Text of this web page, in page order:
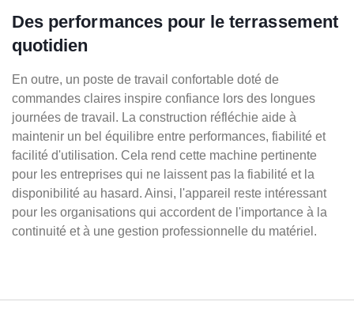
Des performances pour le terrassement
quotidien
En outre, un poste de travail confortable doté de
commandes claires inspire confiance lors des longues
journées de travail. La construction réfléchie aide à
maintenir un bel équilibre entre performances, fiabilité et
facilité d'utilisation. Cela rend cette machine pertinente
pour les entreprises qui ne laissent pas la fiabilité et la
disponibilité au hasard. Ainsi, l'appareil reste intéressant
pour les organisations qui accordent de l'importance à la
continuité et à une gestion professionnelle du matériel.